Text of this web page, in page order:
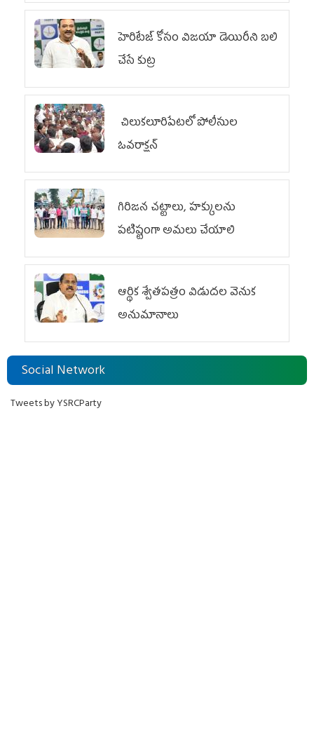
హెరిటేజ్ కోసం విజయా డెయిరీని బలి
చేసే కుట్ర‌
చిలుక‌లూరిపేట‌లో పోలీసుల
ఓవ‌రాక్ష‌న్‌
గిరిజన చట్టాలు, హక్కులను
పటిష్టంగా అమలు చేయాలి
ఆర్థిక శ్వేతపత్రం విడుదల వెనుక
అనుమానాలు
Social Network
Tweets by YSRCParty